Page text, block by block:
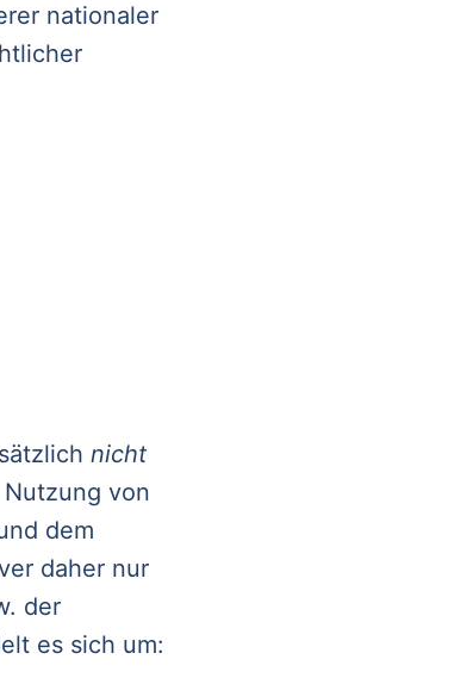
nationaler
nicht
von
dem
daher nur
der
es sich um: